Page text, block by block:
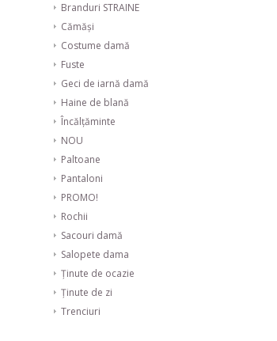
Branduri STRAINE
Cămăși
Costume damă
Fuste
Geci de iarnă damă
Haine de blană
Încălțăminte
NOU
Paltoane
Pantaloni
PROMO!
Rochii
Sacouri damă
Salopete dama
Ținute de ocazie
Ținute de zi
Trenciuri